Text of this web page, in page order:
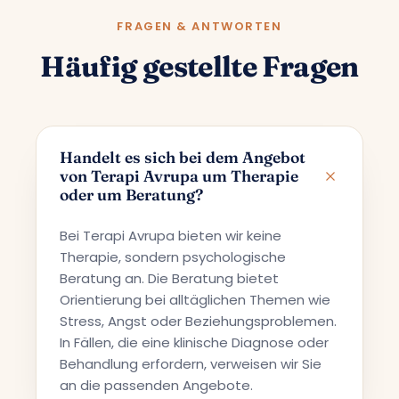
FRAGEN & ANTWORTEN
Häufig gestellte Fragen
Handelt es sich bei dem Angebot
von Terapi Avrupa um Therapie
oder um Beratung?
Bei Terapi Avrupa bieten wir keine
Therapie, sondern psychologische
Beratung an. Die Beratung bietet
Orientierung bei alltäglichen Themen wie
Stress, Angst oder Beziehungsproblemen.
In Fällen, die eine klinische Diagnose oder
Behandlung erfordern, verweisen wir Sie
an die passenden Angebote.